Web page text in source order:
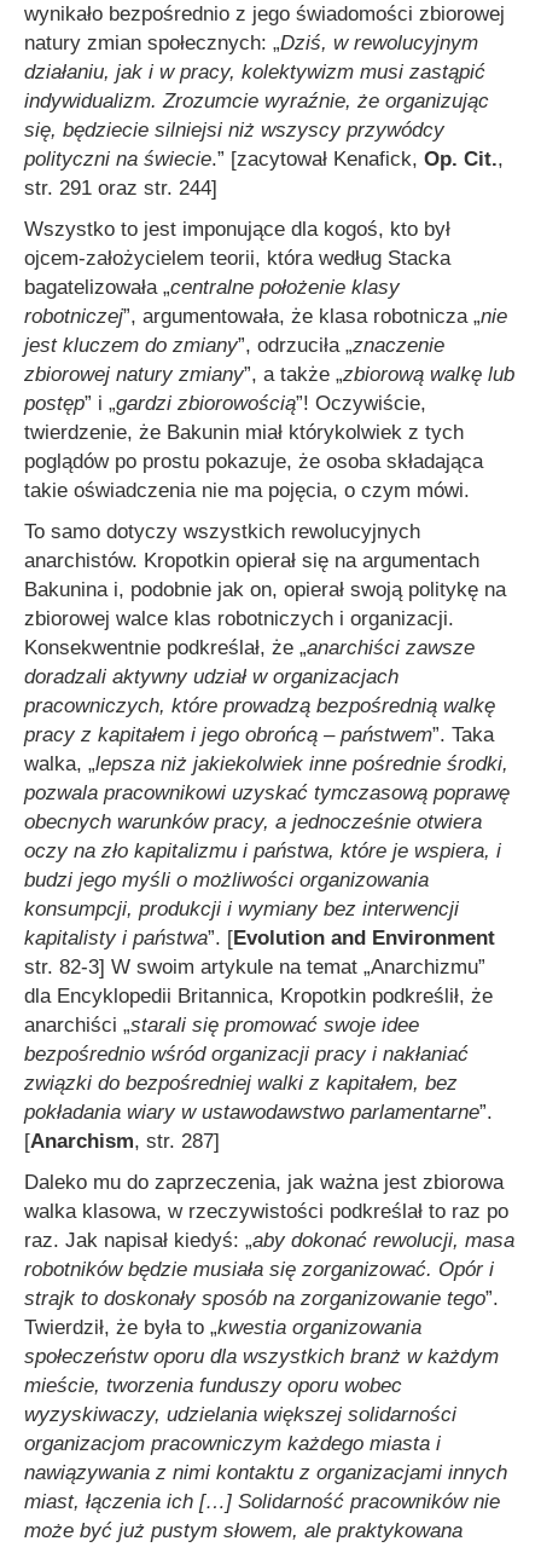
wynikało bezpośrednio z jego świadomości zbiorowej
natury zmian społecznych: „Dziś, w rewolucyjnym
działaniu, jak i w pracy, kolektywizm musi zastąpić
indywidualizm. Zrozumcie wyraźnie, że organizując
się, będziecie silniejsi niż wszyscy przywódcy
polityczni na świecie.” [zacytował Kenafick, Op. Cit.,
str. 291 oraz str. 244]
Wszystko to jest imponujące dla kogoś, kto był
ojcem-założycielem teorii, która według Stacka
bagatelizowała „centralne położenie klasy
robotniczej”, argumentowała, że klasa robotnicza „nie
jest kluczem do zmiany”, odrzuciła „znaczenie
zbiorowej natury zmiany”, a także „zbiorową walkę lub
postęp” i „gardzi zbiorowością”! Oczywiście,
twierdzenie, że Bakunin miał którykolwiek z tych
poglądów po prostu pokazuje, że osoba składająca
takie oświadczenia nie ma pojęcia, o czym mówi.
To samo dotyczy wszystkich rewolucyjnych
anarchistów. Kropotkin opierał się na argumentach
Bakunina i, podobnie jak on, opierał swoją politykę na
zbiorowej walce klas robotniczych i organizacji.
Konsekwentnie podkreślał, że „anarchiści zawsze
doradzali aktywny udział w organizacjach
pracowniczych, które prowadzą bezpośrednią walkę
pracy z kapitałem i jego obrońcą – państwem”. Taka
walka, „lepsza niż jakiekolwiek inne pośrednie środki,
pozwala pracownikowi uzyskać tymczasową poprawę
obecnych warunków pracy, a jednocześnie otwiera
oczy na zło kapitalizmu i państwa, które je wspiera, i
budzi jego myśli o możliwości organizowania
konsumpcji, produkcji i wymiany bez interwencji
kapitalisty i państwa”. [Evolution and Environment
str. 82-3] W swoim artykule na temat „Anarchizmu”
dla Encyklopedii Britannica, Kropotkin podkreślił, że
anarchiści „starali się promować swoje idee
bezpośrednio wśród organizacji pracy i nakłaniać
związki do bezpośredniej walki z kapitałem, bez
pokładania wiary w ustawodawstwo parlamentarne”.
[Anarchism, str. 287]
Daleko mu do zaprzeczenia, jak ważna jest zbiorowa
walka klasowa, w rzeczywistości podkreślał to raz po
raz. Jak napisał kiedyś: „aby dokonać rewolucji, masa
robotników będzie musiała się zorganizować. Opór i
strajk to doskonały sposób na zorganizowanie tego”.
Twierdził, że była to „kwestia organizowania
społeczeństw oporu dla wszystkich branż w każdym
mieście, tworzenia funduszy oporu wobec
wyzyskiwaczy, udzielania większej solidarności
organizacjom pracowniczym każdego miasta i
nawiązywania z nimi kontaktu z organizacjami innych
miast, łączenia ich […] Solidarność pracowników nie
może być już pustym słowem, ale praktykowana